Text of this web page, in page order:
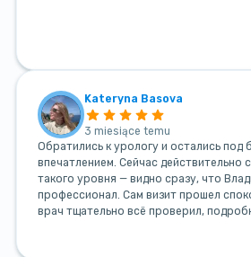
Kateryna Basova
3 miesiące temu
Обратились к урологу и остались под
впечатлением. Сейчас действительно
такого уровня — видно сразу, что
профессионал. Сам визит прошел
врач тщательно всё проверил,